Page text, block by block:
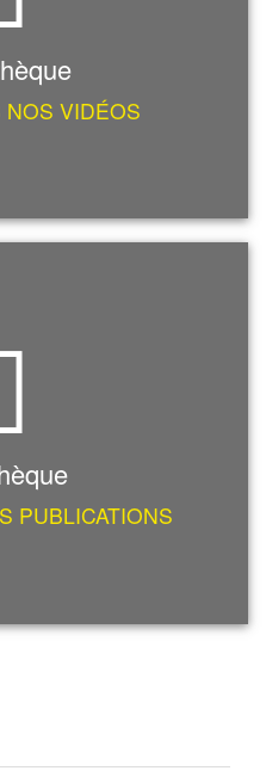
VIDÉOS
PUBLICATIONS